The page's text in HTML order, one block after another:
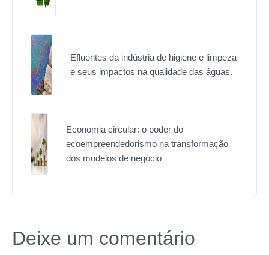
Efluentes da indústria de higiene e limpeza
e seus impactos na qualidade das águas.
Economia circular: o poder do
ecoempreendedorismo na transformação
dos modelos de negócio
Deixe um comentário